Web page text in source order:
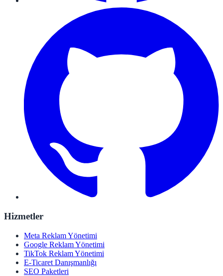
Hizmetler
Meta Reklam Yönetimi
Google Reklam Yönetimi
TikTok Reklam Yönetimi
E-Ticaret Danışmanlığı
SEO Paketleri